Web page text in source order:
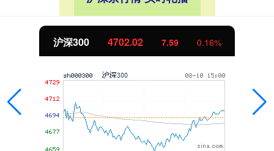
沪深300 4702.02 7.59 0.16%